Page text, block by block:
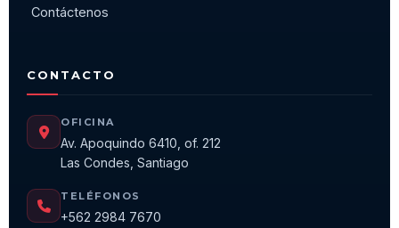
Contáctenos
CONTACTO
OFICINA
Av. Apoquindo 6410, of. 212
Las Condes, Santiago
TELÉFONOS
+562 2984 7670